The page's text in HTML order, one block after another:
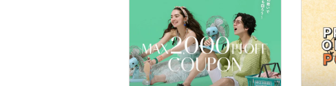
メイク道具・美容器具
コフレ・キット・セット
食器・調理器具・キッチ